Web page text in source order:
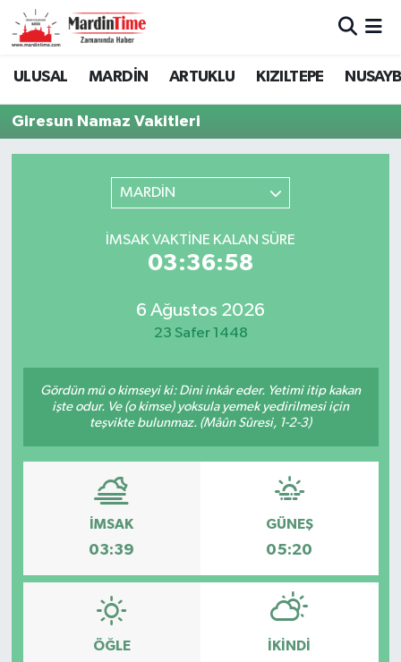
ULUSAL MARDİN ARTUKLU KIZILTEPE
Giresun Namaz Vakitleri
MARDİN
İMSAK VAKTINE KALAN SÜRE
03:36:58
6 Ağustos 2026
23 Safer 1448
Gördün mü o kimseyi ki: Dini inkâr eder. Yetimi itip kakan
işte odur. Ve (o kimse) yoksula yemek yedirilmesi için
teşvikte bulunmaz. (Mâûn Sûresi, 1-2-3)
İMSAK
03:39
GÜNEŞ
05:20
ÖĞLE İKINDI
Mardin Nöbetçi Eczaneler
Mardin Hava Durumu
Mardin Namaz Vakitleri
Mardin Trafik Yoğunluk Haritası
Son Dakika Haberleri
Haber Arşivi